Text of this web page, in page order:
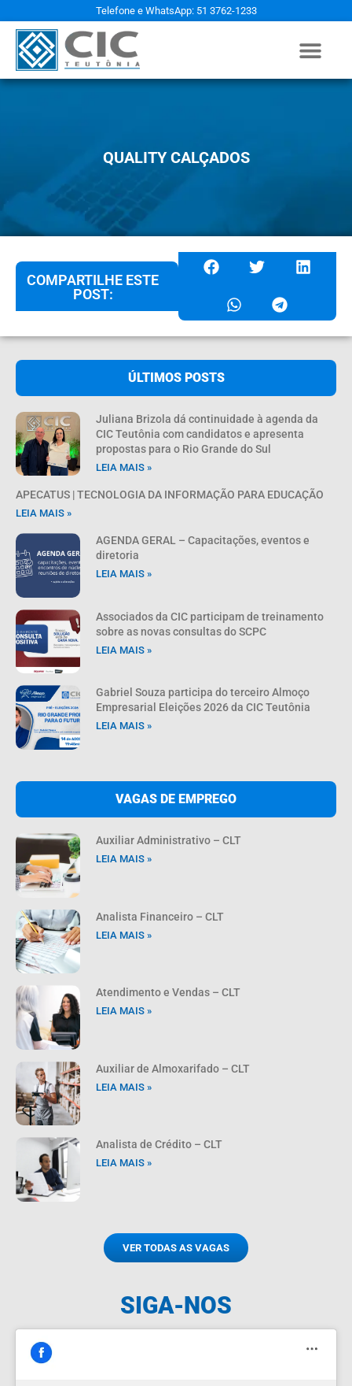
Telefone e WhatsApp: 51 3762-1233
QUALITY CALÇADOS
COMPARTILHE ESTE
POST:
ÚLTIMOS POSTS
Juliana Brizola dá continuidade à agenda da
CIC Teutônia com candidatos e apresenta
propostas para o Rio Grande do Sul
LEIA MAIS »
APECATUS | TECNOLOGIA DA INFORMAÇÃO PARA EDUCAÇÃO
LEIA MAIS »
AGENDA GERAL – Capacitações, eventos e
diretoria
LEIA MAIS »
Associados da CIC participam de treinamento
sobre as novas consultas do SCPC
LEIA MAIS »
Gabriel Souza participa do terceiro Almoço
Empresarial Eleições 2026 da CIC Teutônia
LEIA MAIS »
VAGAS DE EMPREGO
Auxiliar Administrativo – CLT
LEIA MAIS »
Analista Financeiro – CLT
LEIA MAIS »
Atendimento e Vendas – CLT
LEIA MAIS »
Auxiliar de Almoxarifado – CLT
LEIA MAIS »
Analista de Crédito – CLT
LEIA MAIS »
VER TODAS AS VAGAS
SIGA-NOS